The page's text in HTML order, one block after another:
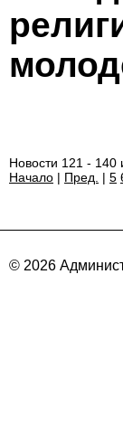
Новости 121 - 140
Начало | Пред. | 5
© 2026